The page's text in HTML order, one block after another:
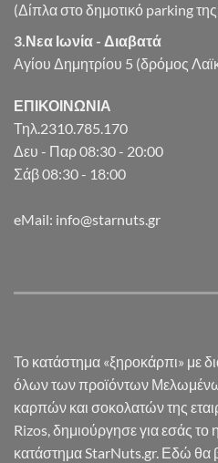
(Δίπλα στο δημοτικό parking
3.Νεα Ιωνία - Διαβατά
Αγίου Δημητρίου 5 (δρόμος
ΕΠΙΚΟΙΝΩΝΙΑ
Τηλ.2310.785.170
Δευ - Παρ 08:30 - 20:00
Σάβ 08:30 - 18:00
eMail: info@starnuts.gr
Το κατάστημα «ξηροκάρπι» με
όλων των προϊόντων
καρπών και σοκολατών της
Rizos, δημιούργησε για εσάς το
κατάστημα StarNuts.gr. Εδώ θα